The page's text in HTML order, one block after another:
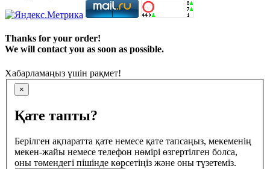
Thanks for your order!
We will contact you as soon as possible.
Хабарламаңыз үшін рақмет!
×
Қате тапты?
Берілген ақпаратта қате немесе қате тапсаңыз, мекеменің
мекен-жайы немесе телефон нөмірі өзгертілген болса,
оны төмендегі пішінде көрсетіңіз және оны түзетеміз.